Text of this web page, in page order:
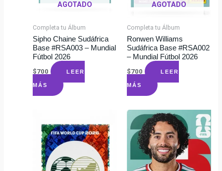
AGOTADO
Completa tu Álbum
Sipho Chaine Sudáfrica
Base #RSA003 – Mundial
Fútbol 2026
$700 LEER
MÁS
AGOTADO
Completa tu Álbum
Ronwen Williams
Sudáfrica Base #RSA002
– Mundial Fútbol 2026
$700 LEER
MÁS